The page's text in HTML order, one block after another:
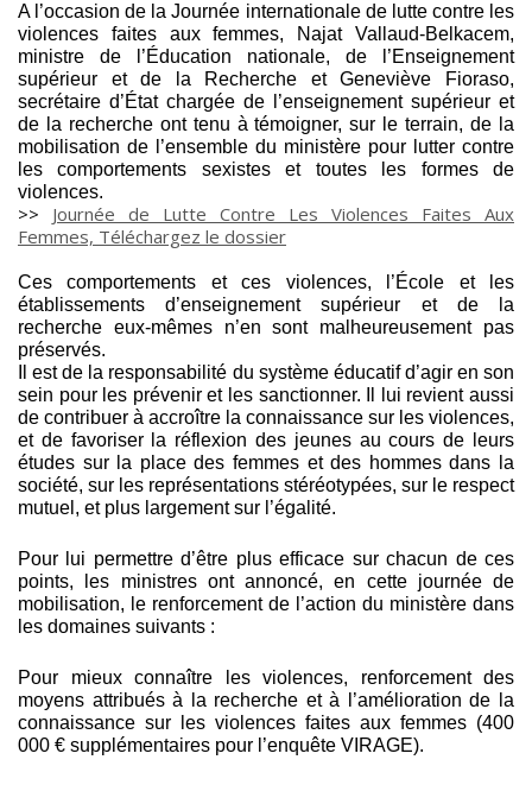
A l’occasion de la Journée internationale de lutte contre les
violences faites aux femmes, Najat Vallaud-Belkacem,
ministre de l’Éducation nationale, de l’Enseignement
supérieur et de la Recherche et Geneviève Fioraso,
secrétaire d’État chargée de l’enseignement supérieur et
de la recherche ont tenu à témoigner, sur le terrain, de la
mobilisation de l’ensemble du ministère pour lutter contre
les comportements sexistes et toutes les formes de
violences.
>> Journée de Lutte Contre Les Violences Faites Aux
Femmes, Téléchargez le dossier
Ces comportements et ces violences, l’École et les
établissements d’enseignement supérieur et de la
recherche eux-mêmes n’en sont malheureusement pas
préservés.
Il est de la responsabilité du système éducatif d’agir en son
sein pour les prévenir et les sanctionner. Il lui revient aussi
de contribuer à accroître la connaissance sur les violences,
et de favoriser la réflexion des jeunes au cours de leurs
études sur la place des femmes et des hommes dans la
société, sur les représentations stéréotypées, sur le respect
mutuel, et plus largement sur l’égalité.
Pour lui permettre d’être plus efficace sur chacun de ces
points, les ministres ont annoncé, en cette journée de
mobilisation, le renforcement de l’action du ministère dans
les domaines suivants :
Pour mieux connaître les violences, renforcement des
moyens attribués à la recherche et à l’amélioration de la
connaissance sur les violences faites aux femmes (400
000 € supplémentaires pour l’enquête VIRAGE).